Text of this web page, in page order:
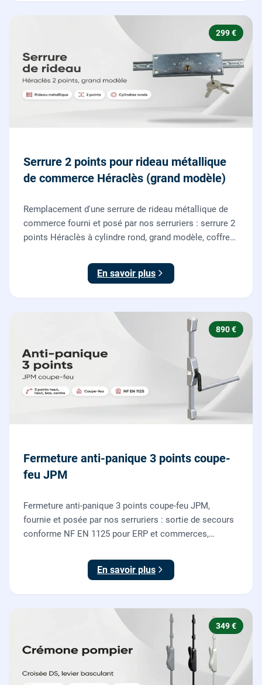
299 €
Serrure 2 points pour rideau métallique
de commerce Héraclès (grand modèle)
Remplacement d'une serrure de rideau métallique de
commerce fourni et posé par nos serruriers : serrure 2
points Héraclès à cylindre rond, grand modèle, coffre
des deux points de verrouillage.
En savoir plus
890 €
Fermeture anti-panique 3 points coupe-
feu JPM
Fermeture anti-panique 3 points coupe-feu JPM,
fournie et posée par nos serruriers : sortie de secours
conforme NF EN 1125 pour ERP et commerces,
En savoir plus
349 €